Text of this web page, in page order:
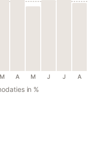
M A M J J A
in %